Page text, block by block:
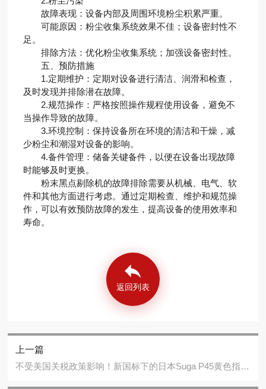
故障表现：设备内部及周围环境粉尘积累严重。
可能原因：粉尘收集系统效果不佳；设备密封性不
足。
排除方法：优化粉尘收集系统；加强设备密封性。
五、预防措施
1.定期维护：定期对设备进行清洁、润滑和检查，
及时发现并排除潜在故障。
2.规范操作：严格按照操作规程使用设备，避免不
当操作导致的故障。
3.环境控制：保持设备所在环境的清洁和干燥，减
少粉尘和潮湿对设备的影响。
4.备件管理：储备关键备件，以便在设备出现故障
时能够及时更换。
粉末黑点剔除机的故障排除需要从机械、电气、软
件和其他方面进行考虑。通过定期检查、维护和规范操
作，可以有效预防故障的发生，提高设备的使用效率和
寿命。
返回列表
上一篇
不受美国关税政策影响！新国标下的日本Suga P45黄色指数仪